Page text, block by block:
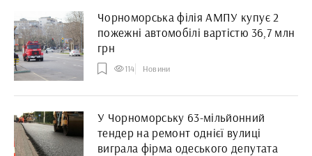
Чорноморська філія АМПУ купує 2
пожежні автомобілі вартістю 36,7 млн
грн
114 Новини
У Чорноморську 63-мільйонний
тендер на ремонт однієї вулиці
виграла фірма одеського депутата